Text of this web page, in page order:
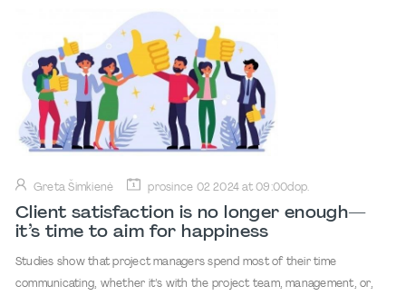
Greta Šimkienė prosince 02 2024 at 09:00dop.
Client satisfaction is no longer enough—
it’s time to aim for happiness
Studies show that project managers spend most of their time
communicating, whether it’s with the project team, management, or,